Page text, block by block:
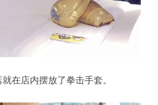
在店内摆放了拳击手套。